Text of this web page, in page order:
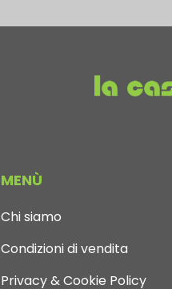
MENÙ
Chi siamo
Condizioni di vendita
Privacy & Cookie Policy